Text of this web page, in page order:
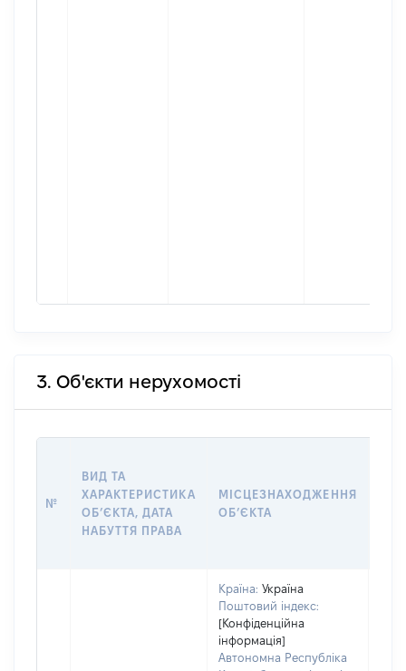
3. Об'єкти нерухомості
№
ВИД ТА
ХАРАКТЕРИСТИКА
ОБʼЄКТА, ДАТА
НАБУТТЯ ПРАВА
МІСЦЕЗНАХОДЖЕННЯ
ОБʼЄКТА
Країна: Україна
Поштовий індекс:
[Конфіденційна
інформація]
Автономна Республіка